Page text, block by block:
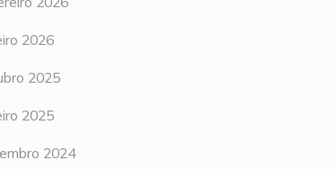
2026
2025
2025
2024